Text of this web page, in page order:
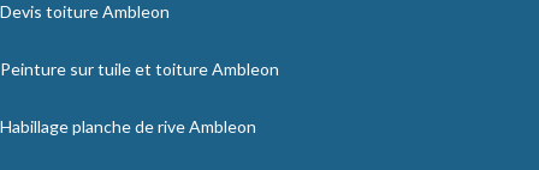
Devis toiture Ambleon
Peinture sur tuile et toiture Ambleon
Habillage planche de rive Ambleon